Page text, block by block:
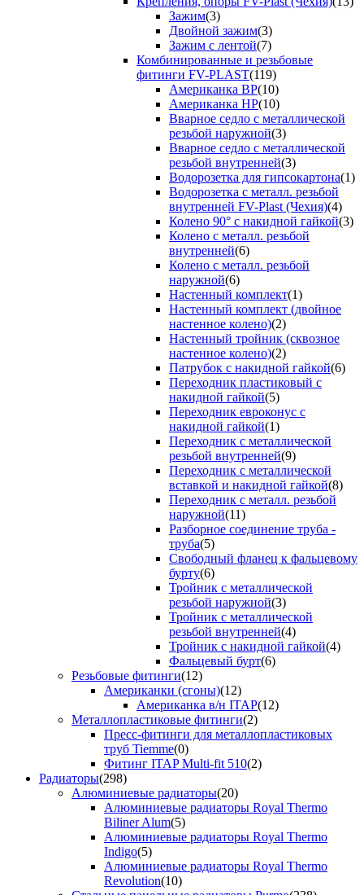
Зажим(3)
Двойной зажим(3)
Зажим с лентой(7)
Комбинированные и резьбовые
фитинги FV-PLAST(119)
Американка ВР(10)
Американка НР(10)
Вварное седло с металлической
резьбой наружной(3)
Вварное седло с металлической
резьбой внутренней(3)
Водорозетка для гипсокартона(1)
Водорозетка с металл. резьбой
внутренней FV-Plast (Чехия)(4)
Колено 90° с накидной гайкой(3)
Колено с металл. резьбой
внутренней(6)
Колено с металл. резьбой
наружной(6)
Настенный комплект(1)
Настенный комплект (двойное
настенное колено)(2)
Настенный тройник (сквозное
настенное колено)(2)
Патрубок с накидной гайкой(6)
Переходник пластиковый с
накидной гайкой(5)
Переходник евроконус с
накидной гайкой(1)
Переходник с металлической
резьбой внутренней(9)
Переходник с металлической
вставкой и накидной гайкой(8)
Переходник с металл. резьбой
наружной(11)
Разборное соединение труба -
труба(5)
Свободный фланец к фальцевому
бурту(6)
Тройник с металлической
резьбой наружной(3)
Тройник с металлической
резьбой внутренней(4)
Тройник с накидной гайкой(4)
Фальцевый бурт(6)
Резьбовые фитинги(12)
Американки (сгоны)(12)
Американка в/н ITAP(12)
Металлопластиковые фитинги(2)
Пресс-фитинги для металлопластиковых
труб Tiemme(0)
Фитинг ITAP Multi-fit 510(2)
Радиаторы(298)
Алюминиевые радиаторы(20)
Алюминиевые радиаторы Royal Thermo
Biliner Alum(5)
Алюминиевые радиаторы Royal Thermo
Indigo(5)
Алюминиевые радиаторы Royal Thermo
Revolution(10)